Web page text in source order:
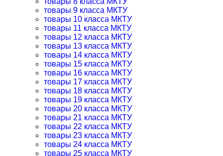
товары 9 класса МКТУ
товары 10 класса МКТУ
товары 11 класса МКТУ
товары 12 класса МКТУ
товары 13 класса МКТУ
товары 14 класса МКТУ
товары 15 класса МКТУ
товары 16 класса МКТУ
товары 17 класса МКТУ
товары 18 класса МКТУ
товары 19 класса МКТУ
товары 20 класса МКТУ
товары 21 класса МКТУ
товары 22 класса МКТУ
товары 23 класса МКТУ
товары 24 класса МКТУ
товары 25 класса МКТУ